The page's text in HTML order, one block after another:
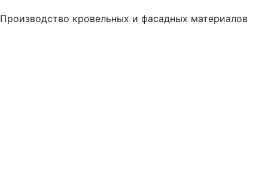
Производство кровельных и фасадных материалов